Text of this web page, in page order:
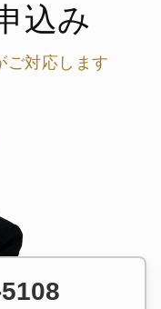
込み
ご対応します